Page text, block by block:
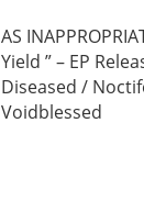
AS
Yield ” – EP
Diseased /
Voidblessed